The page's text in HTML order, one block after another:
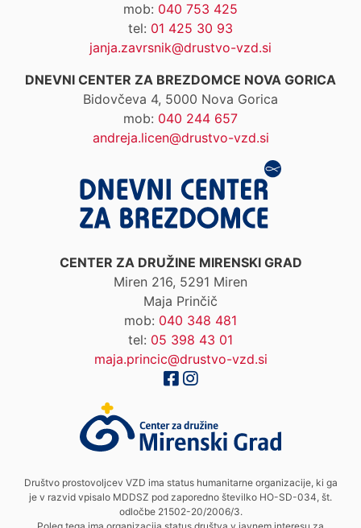
mob: 040 753 425
tel: 01 425 30 93
janja.zavrsnik@drustvo-vzd.si
DNEVNI CENTER ZA BREZDOMCE NOVA GORICA
Bidovčeva 4, 5000 Nova Gorica
mob: 040 244 657
andreja.licen@drustvo-vzd.si
CENTER ZA DRUŽINE MIRENSKI GRAD
Miren 216, 5291 Miren
Maja Prinčič
mob: 040 348 481
tel: 05 398 43 01
maja.princic@drustvo-vzd.si
Društvo prostovoljcev VZD ima status humanitarne organizacije, ki ga
je v razvid vpisalo MDDSZ pod zaporedno številko HO-SD-034, št.
odločbe 21502-20/2006/3.